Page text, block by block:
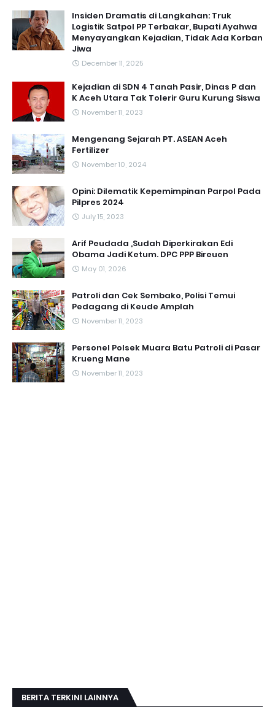
Insiden Dramatis di Langkahan: Truk
Logistik Satpol PP Terbakar, Bupati Ayahwa
Menyayangkan Kejadian, Tidak Ada Korban
Jiwa
December 11, 2025
Kejadian di SDN 4 Tanah Pasir, Dinas P dan
K Aceh Utara Tak Tolerir Guru Kurung Siswa
November 11, 2023
Mengenang Sejarah PT. ASEAN Aceh
Fertilizer
November 10, 2024
Opini: Dilematik Kepemimpinan Parpol Pada
Pilpres 2024
July 15, 2023
Arif Peudada ,Sudah Diperkirakan Edi
Obama Jadi Ketum. DPC PPP Bireuen
May 01, 2026
Patroli dan Cek Sembako, Polisi Temui
Pedagang di Keude Amplah
November 11, 2023
Personel Polsek Muara Batu Patroli di Pasar
Krueng Mane
November 11, 2023
BERITA TERKINI LAINNYA